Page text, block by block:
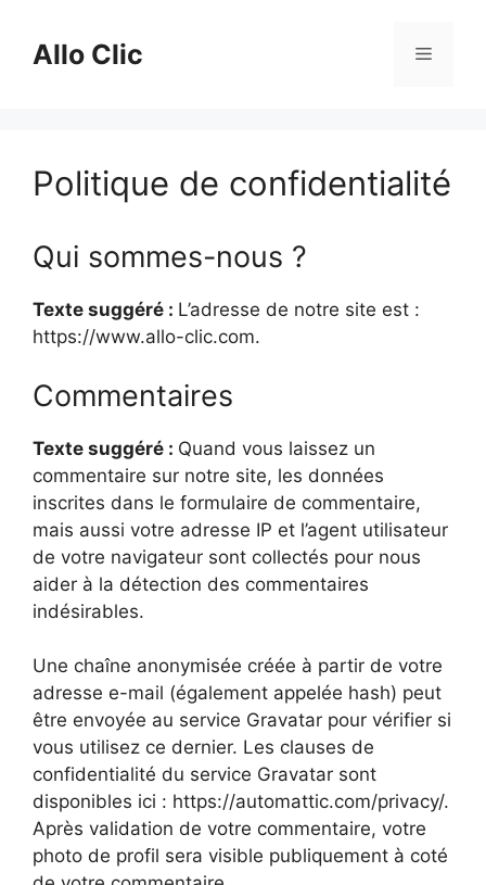
contenuAllo Clic Menu
Politique de confidentialité
Qui sommes-nous ?
Texte suggéré : L’adresse de notre site est :
https://www.allo-clic.com.
Commentaires
Texte suggéré : Quand vous laissez un
commentaire sur notre site, les données
inscrites dans le formulaire de commentaire,
mais aussi votre adresse IP et l’agent utilisateur
de votre navigateur sont collectés pour nous
aider à la détection des commentaires
indésirables.
Une chaîne anonymisée créée à partir de votre
adresse e-mail (également appelée hash) peut
être envoyée au service Gravatar pour vérifier si
vous utilisez ce dernier. Les clauses de
confidentialité du service Gravatar sont
disponibles ici : https://automattic.com/privacy/.
Après validation de votre commentaire, votre
photo de profil sera visible publiquement à coté